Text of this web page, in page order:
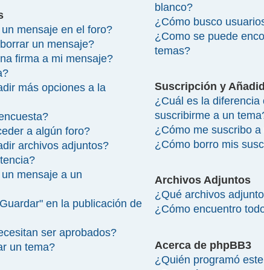
mensaje en el foro?
un mensaje?
firma a mi mensaje?
más opciones a la
a algún foro?
archivos adjuntos?
mensaje a un
en la publicación de
ser aprobados?
un tema?
blanco?
¿Cómo busco
¿Como se puede
temas?
Suscripción y
¿Cuál es la
suscribirme a un
¿Cómo me suscribo
¿Cómo borro mis
Archivos Adjuntos
¿Qué archivos
¿Cómo encuentro
Acerca de phpBB3
¿Quién programó